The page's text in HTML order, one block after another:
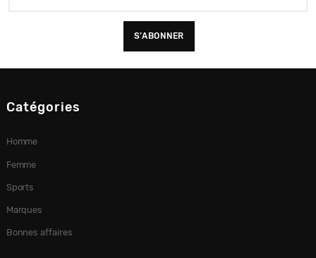
Catégories
Homme
Femme
Sports
Marques
Bonnes affaires